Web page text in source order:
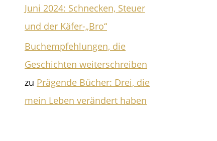
Juni 2024: Schnecken, Steuer
und der Käfer-„Bro“
Buchempfehlungen, die
Geschichten weiterschreiben
zu Prägende Bücher: Drei, die
mein Leben verändert haben